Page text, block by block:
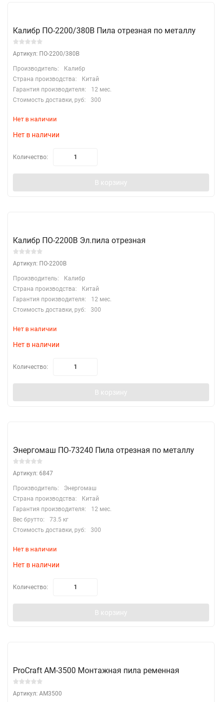
Калибр ПО-2200/380В Пила отрезная по металлу
Артикул: ПО-2200/380В
Производитель:
Калибр
Страна производства:
Китай
Гарантия производителя:
12 мес.
Стоимость доставки, руб:
300
Нет в наличии
Нет в наличии
Количество:
В корзину
Калибр ПО-2200В Эл.пила отрезная
Артикул: ПО-2200В
Производитель:
Калибр
Страна производства:
Китай
Гарантия производителя:
12 мес.
Стоимость доставки, руб:
300
Нет в наличии
Нет в наличии
Количество:
В корзину
Энергомаш ПО-73240 Пила отрезная по металлу
Артикул: 6847
Производитель:
Энергомаш
Страна производства:
Китай
Гарантия производителя:
12 мес.
Вес брутто:
73.5 кг
Стоимость доставки, руб:
300
Нет в наличии
Нет в наличии
Количество:
В корзину
ProCraft AM-3500 Монтажная пила ременная
Артикул: AM3500